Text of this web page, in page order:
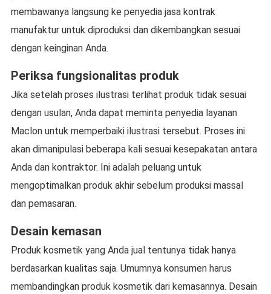
membawanya langsung ke penyedia jasa kontrak
manufaktur untuk diproduksi dan dikembangkan sesuai
dengan keinginan Anda.
Periksa fungsionalitas produk
Jika setelah proses ilustrasi terlihat produk tidak sesuai
dengan usulan, Anda dapat meminta penyedia layanan
Maclon untuk memperbaiki ilustrasi tersebut. Proses ini
akan dimanipulasi beberapa kali sesuai kesepakatan antara
Anda dan kontraktor. Ini adalah peluang untuk
mengoptimalkan produk akhir sebelum produksi massal
dan pemasaran.
Desain kemasan
Produk kosmetik yang Anda jual tentunya tidak hanya
berdasarkan kualitas saja. Umumnya konsumen harus
membandingkan produk kosmetik dari kemasannya. Desain